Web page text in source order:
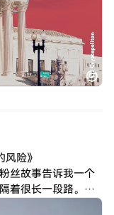
险》
丝故事告诉我一个
着很长一段路。今
顾问，从帮别人规